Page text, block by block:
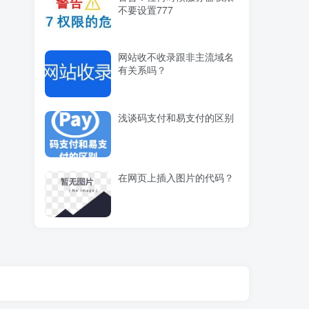
不要设置777
网站收不收录跟非主流域名
有关系吗？
浅谈码支付和易支付的区别
在网页上插入图片的代码？